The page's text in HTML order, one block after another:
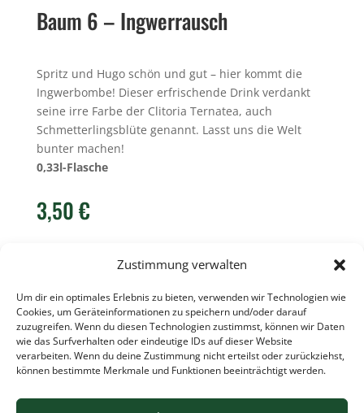
Zustimmung verwalten
Um dir ein optimales Erlebnis zu bieten, verwenden wir Technologien wie
Cookies, um Geräteinformationen zu speichern und/oder darauf
zuzugreifen. Wenn du diesen Technologien zustimmst, können wir Daten
wie das Surfverhalten oder eindeutige IDs auf dieser Website
verarbeiten. Wenn du deine Zustimmung nicht erteilst oder zurückziehst,
können bestimmte Merkmale und Funktionen beeinträchtigt werden.
Baum 6 – Ingwerrausch
Spritz und Hugo schön und gut – hier kommt die
Ingwerbombe! Dieser erfrischende Drink verdankt
seine irre Farbe der Clitoria Ternatea, auch
Schmetterlingsblüte genannt. Lasst uns die Welt
bunter machen!
0,33l-Flasche
3,50€
zzgl.Versandkosten
Baum
6
-
Ingwerrausch
Menge
IN DEN WARENKORB
A
l
t
e
r
n
Kategorie:Bier Schlagwort:Baum 6